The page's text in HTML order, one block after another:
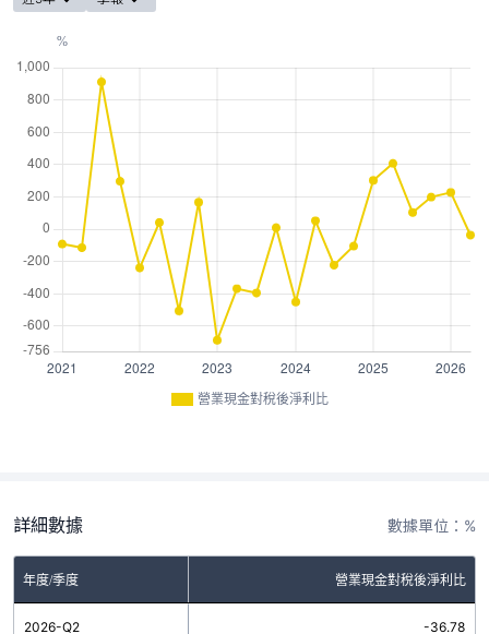
營業現金對稅後淨利比
詳細數據 數據單位：%
年度/季度 營業現金對稅後淨利比
2026-Q2 -36.78